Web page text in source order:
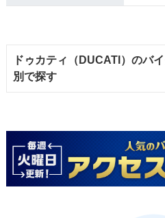
ドゥカティ（DUCATI）のバ
別で探す